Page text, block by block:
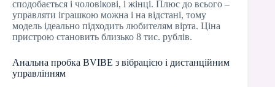
сподобається і чоловікові, і жінці. Плюс до всього –
управляти іграшкою можна і на відстані, тому
модель ідеально підходить любителям вірта. Ціна
пристрою становить близько 8 тис. рублів.
Анальна пробка BVIBE з вібрацією і дистанційним
управлінням